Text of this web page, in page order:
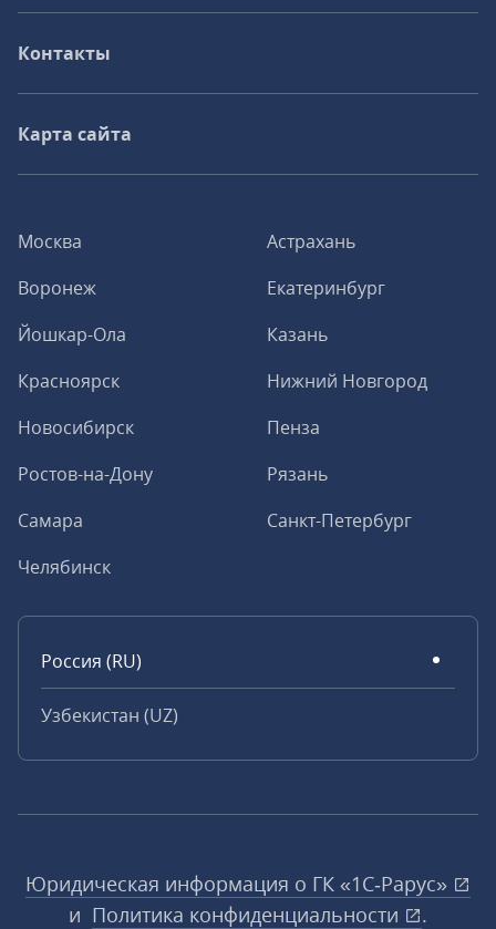
Москва
Астрахань
Воронеж
Екатеринбург
Йошкар-Ола
Казань
Красноярск
Нижний Новгород
Новосибирск
Пенза
Ростов-на-Дону
Рязань
Самара
Санкт-Петербург
Челябинск
Россия (RU)
Узбекистан (UZ)
Контакты
Карта сайта
Юридическая информация о ГК «1С‑Рарус»
и Политика конфиденциальности
.